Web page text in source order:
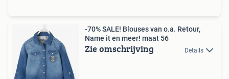
-70% SALE! Blouses van o.a. Retour,
Name it en meer! maat 56
Zie omschrijving Details